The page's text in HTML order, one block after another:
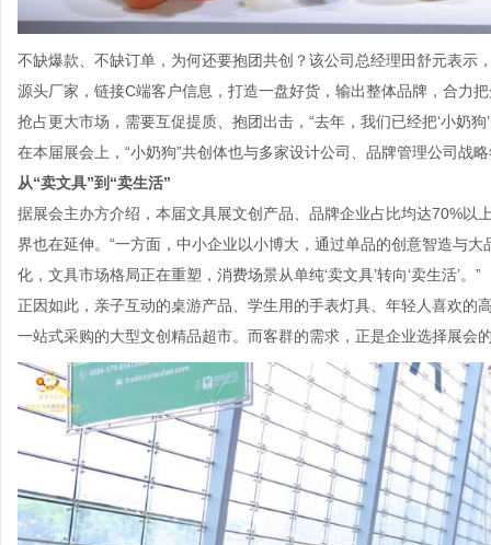
不缺爆款、不缺订单，为何还要抱团共创？该公司总经理田舒元表示
源头厂家，链接C端客户信息，打造一盘好货，输出整体品牌，合力
抢占更大市场，需要互促提质、抱团出击，“去年，我们已经把‘小奶
在本届展会上，“小奶狗”共创体也与多家设计公司、品牌管理公司战
从“卖文具”到“卖生活”
据展会主办方介绍，本届文具展文创产品、品牌企业占比均达70%
界也在延伸。“一方面，中小企业以小博大，通过单品的创意智造与
化，文具市场格局正在重塑，消费场景从单纯‘卖文具’转向‘卖生活’。”
正因如此，亲子互动的桌游产品、学生用的手表灯具、年轻人喜欢
一站式采购的大型文创精品超市。而客群的需求，正是企业选择展会